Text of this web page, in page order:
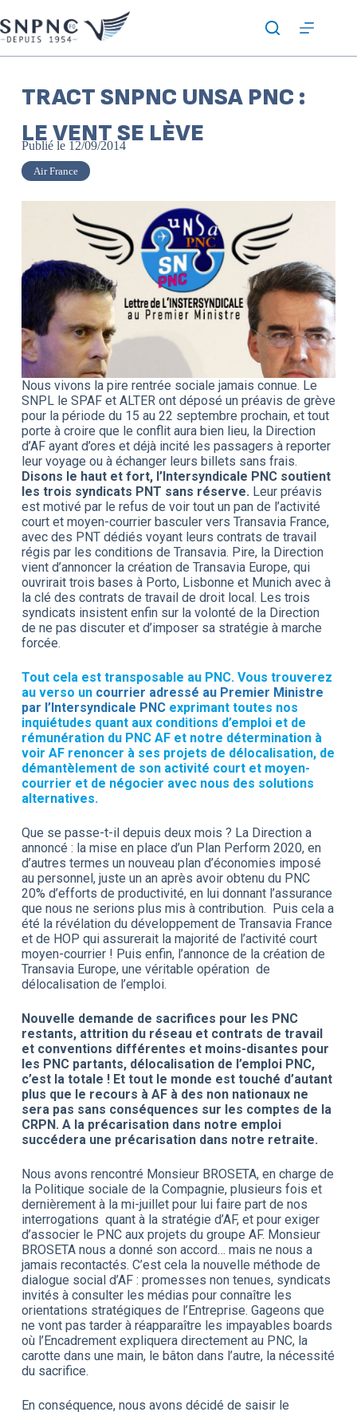
TRACT SNPNC UNSA PNC :
LE VENT SE LÈVE
Publié le 12/09/2014
Air France
Nous vivons la pire rentrée sociale jamais connue. Le
SNPL le SPAF et ALTER ont déposé un préavis de grève
pour la période du 15 au 22 septembre prochain, et tout
porte à croire que le conflit aura bien lieu, la Direction
d’AF ayant d’ores et déjà incité les passagers à reporter
leur voyage ou à échanger leurs billets sans frais.
Disons le haut et fort, l’Intersyndicale PNC soutient
les trois syndicats PNT sans réserve. Leur préavis
est motivé par le refus de voir tout un pan de l’activité
court et moyen-courrier basculer vers Transavia France,
avec des PNT dédiés voyant leurs contrats de travail
régis par les conditions de Transavia. Pire, la Direction
vient d’annoncer la création de Transavia Europe, qui
ouvrirait trois bases à Porto, Lisbonne et Munich avec à
la clé des contrats de travail de droit local. Les trois
syndicats insistent enfin sur la volonté de la Direction
de ne pas discuter et d’imposer sa stratégie à marche
forcée.
Tout cela est transposable au PNC. Vous trouverez
au verso un courrier adressé au Premier Ministre
par l’Intersyndicale PNC exprimant toutes nos
inquiétudes quant aux conditions d’emploi et de
rémunération du PNC AF et notre détermination à
voir AF renoncer à ses projets de délocalisation, de
démantèlement de son activité court et moyen-
courrier et de négocier avec nous des solutions
alternatives.
Que se passe-t-il depuis deux mois ? La Direction a
annoncé : la mise en place d’un Plan Perform 2020, en
d’autres termes un nouveau plan d’économies imposé
au personnel, juste un an après avoir obtenu du PNC
20% d’efforts de productivité, en lui donnant l’assurance
que nous ne serions plus mis à contribution. Puis cela a
été la révélation du développement de Transavia France
et de HOP qui assurerait la majorité de l’activité court
moyen-courrier ! Puis enfin, l’annonce de la création de
Transavia Europe, une véritable opération de
délocalisation de l’emploi.
Nouvelle demande de sacrifices pour les PNC
restants, attrition du réseau et contrats de travail
et conventions différentes et moins-disantes pour
les PNC partants, délocalisation de l’emploi PNC,
c’est la totale ! Et tout le monde est touché d’autant
plus que le recours à AF à des non nationaux ne
sera pas sans conséquences sur les comptes de la
CRPN. A la précarisation dans notre emploi
succédera une précarisation dans notre retraite.
Nous avons rencontré Monsieur BROSETA, en charge de
la Politique sociale de la Compagnie, plusieurs fois et
dernièrement à la mi-juillet pour lui faire part de nos
interrogations quant à la stratégie d’AF, et pour exiger
d’associer le PNC aux projets du groupe AF. Monsieur
BROSETA nous a donné son accord… mais ne nous a
jamais recontactés. C’est cela la nouvelle méthode de
dialogue social d’AF : promesses non tenues, syndicats
invités à consulter les médias pour connaître les
orientations stratégiques de l’Entreprise. Gageons que
ne vont pas tarder à réapparaître les impayables boards
où l’Encadrement expliquera directement au PNC, la
carotte dans une main, le bâton dans l’autre, la nécessité
du sacrifice.
En conséquence, nous avons décidé de saisir le